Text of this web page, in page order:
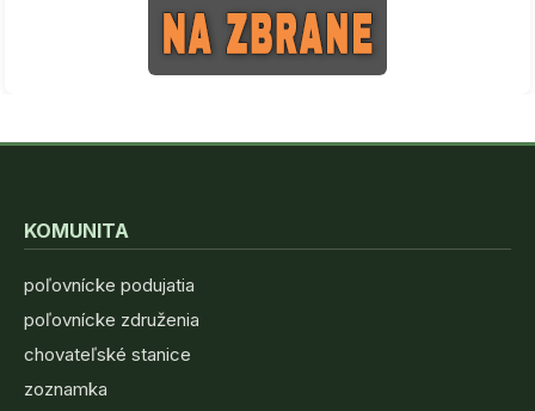
KOMUNITA
poľovnícke podujatia
poľovnícke združenia
chovateľské stanice
zoznamka